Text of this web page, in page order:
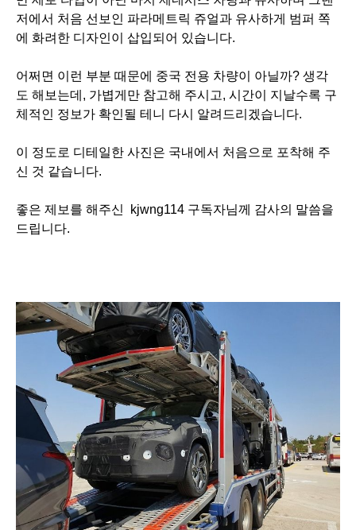
저에서 처음 선보인 파라메트릭 쥬얼과 유사하게 범퍼 쪽
에 화려한 디자인이 삽입되어 있습니다.
어쩌면 이런 부분 때문에 중국 전용 차량이 아닐까? 생각
도 해보는데, 가볍게만 참고해 주시고, 시간이 지날수록 구
체적인 정보가 확인될 테니 다시 알려드리겠습니다.
이 정도로 디테일한 사진은 국내에서 처음으로 포착해 주
신 것 같습니다.
좋은 제보를 해주신 kjwng114 구독자님께 감사의 말씀을
드립니다.